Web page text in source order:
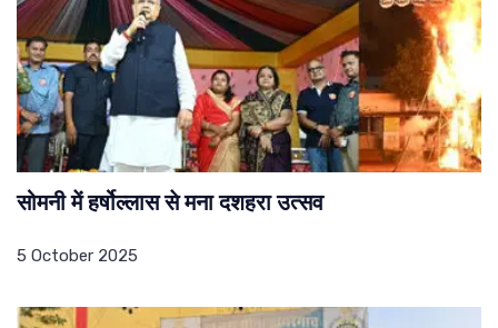
सोमनी में हर्षोल्लास से मना दशहरा उत्सव
5 October 2025